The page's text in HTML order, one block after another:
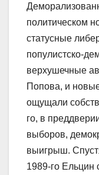
политическом
статусные
популистско-
верхушечные
Попова, и
ощущали
го, в
выборов,
выигрыш.
1989-го